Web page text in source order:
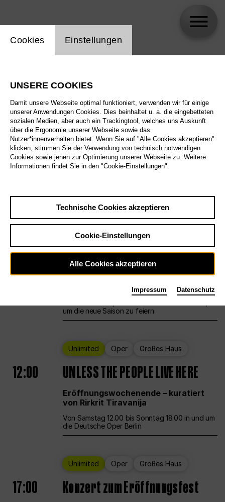
Alle Sparten
Alle Spielstätten
Alle Merkmale
Sa29.8.
Großes Haus
12:00 Eröffnungswochenende
um die neue Saison zu feiern
Unlimited Oper Großes Haus
12:00 UNLESS THE PEOPLE LIVE HERE
Eröffnungswochenende – kuratiert
von Rirkrit Tiravanija
Von Samstag 12.00 bis Sonntag 18.00 in und um
die Deutsche Oper Berlin
Unlimited Oper Großes Haus
17:00 Konzert zum Eröffnungsfest
Einstellung Website Cookie
Cookies Einstellungen
UNSERE COOKIES
Damit unsere Webseite optimal funktioniert, verwenden wir für einige
unserer Anwendungen Cookies. Dies beinhaltet u. a. die eingebetteten
sozialen Medien, aber auch ein Trackingtool, welches uns Auskunft
über die Ergonomie unserer Webseite sowie das
Nutzer*innenverhalten bietet. Wenn Sie auf "Alle Cookies akzeptieren"
klicken, stimmen Sie der Verwendung von technisch notwendigen
Cookies sowie jenen zur Optimierung unserer Webseite zu. Weitere
Informationen findet Sie in den "Cookie-Einstellungen".
Technische Cookies akzeptieren
Cookie-Einstellungen
Alle Cookies akzeptieren
Impressum Datenschutz